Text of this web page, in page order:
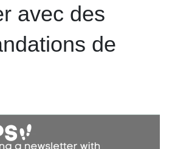
avec des
de